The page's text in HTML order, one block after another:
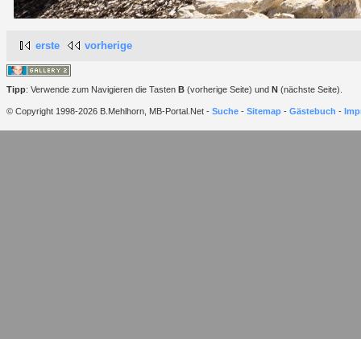
erste vorherige
Tipp: Verwende zum Navigieren die Tasten B (vorherige Seite) und N (nächste Seite).
© Copyright 1998-2026 B.Mehlhorn, MB-Portal.Net - Suche - Sitemap - Gästebuch -